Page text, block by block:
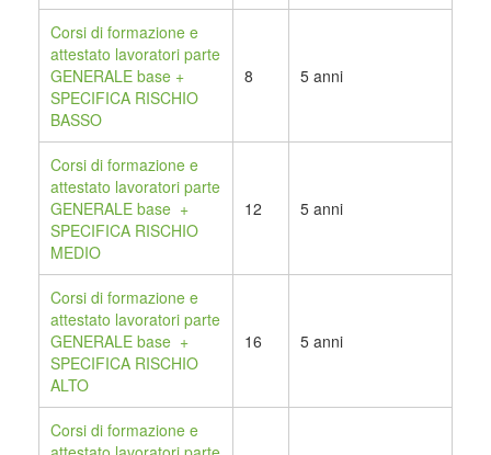
Corsi di formazione e
attestato lavoratori parte
GENERALE base +
SPECIFICA RISCHIO
BASSO
8 5 anni
Corsi di formazione e
attestato lavoratori parte
GENERALE base +
SPECIFICA RISCHIO
MEDIO
12 5 anni
Corsi di formazione e
attestato lavoratori parte
GENERALE base +
SPECIFICA RISCHIO
ALTO
16 5 anni
Corsi di formazione e